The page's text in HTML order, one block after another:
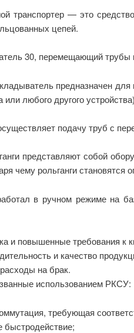
транспортер — это
цепей.
30, перемещающий трубы
предназначен
или любого другого
подачу труб с
представляют собой
чему рольганги
в ручном режиме на
и повышенные требования к
и качество
на брак.
использованием РКСУ:
требующая
быстродействие;